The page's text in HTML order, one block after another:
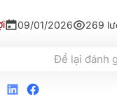
09/01/2026 269